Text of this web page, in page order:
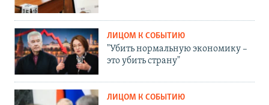
ЛИЦОМ К СОБЫТИЮ
"Убить нормальную экономику –
это убить страну"
ЛИЦОМ К СОБЫТИЮ